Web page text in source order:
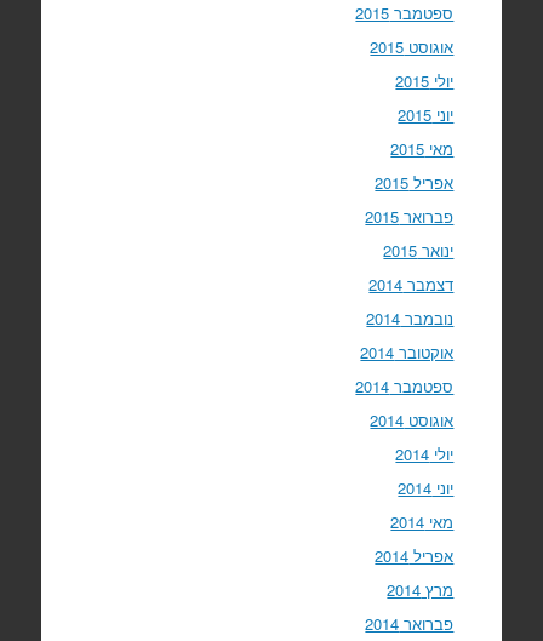
ספטמבר 2015
אוגוסט 2015
יולי 2015
יוני 2015
מאי 2015
אפריל 2015
פברואר 2015
ינואר 2015
דצמבר 2014
נובמבר 2014
אוקטובר 2014
ספטמבר 2014
אוגוסט 2014
יולי 2014
יוני 2014
מאי 2014
אפריל 2014
מרץ 2014
פברואר 2014